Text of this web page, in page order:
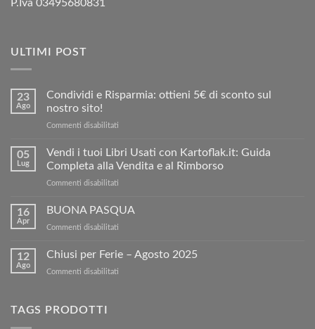
P.Iva 03495680831
ULTIMI POST
23
Ago
Condividi e Risparmia: ottieni 5€ di sconto sul
nostro sito!
Commenti disabilitati
Risparmia:
sconto
05
Lug
Vendi i tuoi Libri Usati con Kartoflak.it: Guida
Completa alla Vendita e al Rimborso
Commenti disabilitati
i
tuoi
con
16
Apr
BUONA PASQUA
Commenti disabilitati
PASQUA
12
Ago
Chiusi per Ferie – Agosto 2025
Commenti disabilitati
TAGS PRODOTTI